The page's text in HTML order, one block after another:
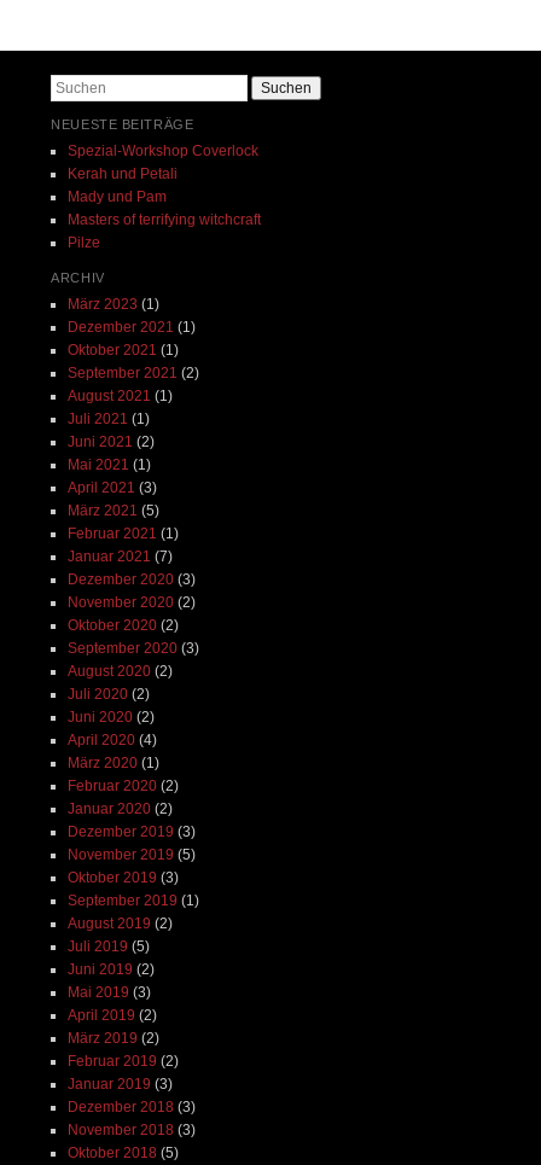
Suchen
NEUESTE BEITRÄGE
Spezial-Workshop Coverlock
Kerah und Petali
Mady und Pam
Masters of terrifying witchcraft
Pilze
ARCHIV
März 2023 (1)
Dezember 2021 (1)
Oktober 2021 (1)
September 2021 (2)
August 2021 (1)
Juli 2021 (1)
Juni 2021 (2)
Mai 2021 (1)
April 2021 (3)
März 2021 (5)
Februar 2021 (1)
Januar 2021 (7)
Dezember 2020(3)
November 2020(2)
Oktober 2020(2)
September 2020(3)
August 2020(2)
Juli 2020(2)
Juni 2020(2)
April 2020(4)
März 2020(1)
Februar 2020(2)
Januar 2020(2)
Dezember 2019 (3)
November 2019 (5)
Oktober 2019 (3)
September 2019 (1)
August 2019 (2)
Juli 2019 (5)
Juni 2019 (2)
Mai 2019 (3)
April 2019 (2)
März 2019 (2)
Februar 2019 (2)
Januar 2019 (3)
Dezember 2018 (3)
November 2018 (3)
Oktober 2018 (5)